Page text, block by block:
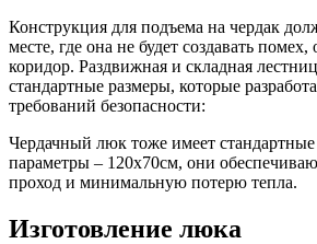
Конструкция для подъема на чердак
месте, где она не будет создавать
коридор. Раздвижная и складная
стандартные размеры, которые
требований безопасности:
Чердачный люк тоже имеет стандартные
параметры – 120х70см, они
проход и минимальную потерю тепла.
Изготовление люка